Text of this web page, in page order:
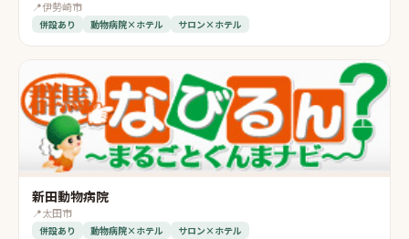
📍伊勢崎市
併設あり 動物病院×ホテル サロン×ホテル
新田動物病院
📍太田市
併設あり 動物病院×ホテル サロン×ホテル